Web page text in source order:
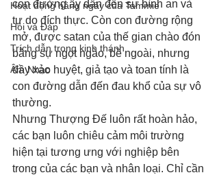
Hoạt động hằng ngày của Tammie
Hỏi và Đáp
Trích dẫn trong kinh thánh
Âm Nhạc
con đường ấy dẫn đến sự bình an và
tự do đích thực. Còn con đường rộng
mở, được satan của thế gian chào đón
bằng sự ngọt ngào, bề ngoài, nhưng
đầy xảo huyệt, giả tạo và toan tính là
con đường dẫn đến đau khổ của sự vô
thường.
Nhưng Thượng Đế luôn rất hoàn hảo,
các bạn luôn chiêu cảm môi trường
hiện tại tương ưng với nghiệp bên
trong của các bạn và nhân loại. Chỉ cần